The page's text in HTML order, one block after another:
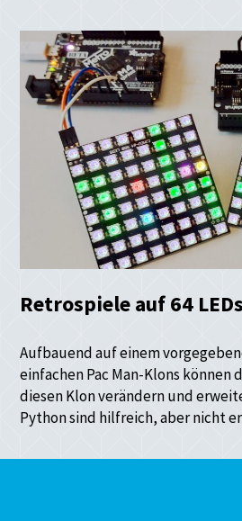
Retrospiele auf 64 LEDs
Aufbauend auf einem
einfachen Pac Man-Klons können
diesen Klon verändern und
Python sind hilfreich, aber nicht